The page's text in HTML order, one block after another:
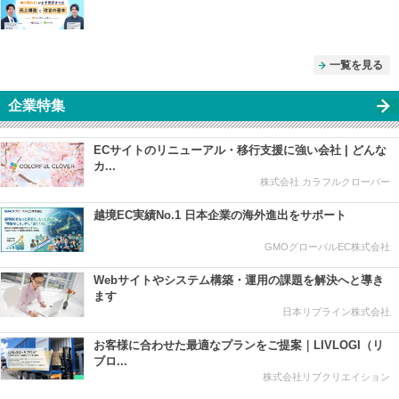
一覧を見る
企業特集
ECサイトのリニューアル・移行支援に強い会社 | どんな
カ...
株式会社 カラフルクローバー
越境EC実績No.1 日本企業の海外進出をサポート
GMOグローバルEC株式会社
Webサイトやシステム構築・運用の課題を解決へと導き
ます
日本リブライン株式会社
お客様に合わせた最適なプランをご提案｜LIVLOGI（リ
ブロ...
株式会社リブクリエイション